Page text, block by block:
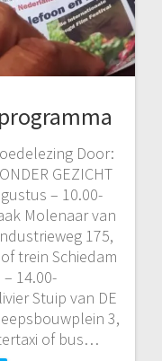
Door:
GEZICHT
– 10.00-
Molenaar van
175,
trein Schiedam
14.00-
Stuip van DE
3,
of bus…